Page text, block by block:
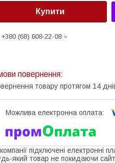
Купити
+380 (68) 608-22-08
товару протягом 14
підключені електронні
який товар не покидаючи